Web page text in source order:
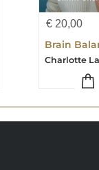
€20,00
Brain
Charlotte